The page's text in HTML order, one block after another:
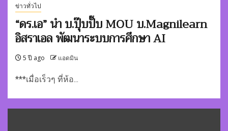
ข่าวทั่วไป
“ดร.เอ” นำ บ.ปุ๊บปั๊บ MOU บ.Magnilearn
อิสราเอล พัฒนาระบบการศึกษา AI
5 ปี ago แอดมิน
***เมื่อเร็วๆ ที่ห้อ...